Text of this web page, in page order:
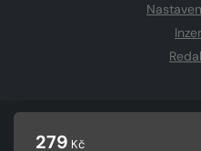
279 Kč
CZECH